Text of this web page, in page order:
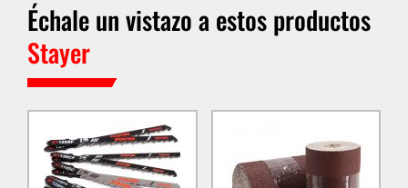
Échale un vistazo a estos productos
Stayer